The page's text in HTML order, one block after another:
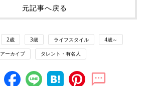
元記事へ戻る
2歳 3歳 ライフスタイル 4歳～
アーカイブ タレント・有名人